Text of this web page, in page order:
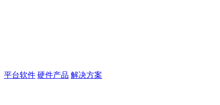
平台软件 硬件产品 解决方案